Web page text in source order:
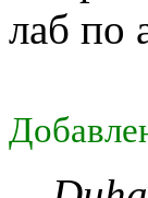
лаб по